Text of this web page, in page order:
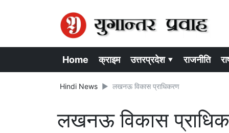
Home क्राइम उत्तरप्रदेश ▾ राजनीति
Hindi News लखनऊ विकास प्राधिकरण
लखनऊ विकास